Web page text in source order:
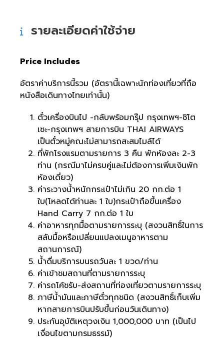
รายละเอียดค่าใช้จ่าย
Price Includes
อัตราค่าบริการนี้รวม (อัตรานี้เฉพาะนักท่องเที่ยวที่ถือ
หนังสือเดินทางไทยเท่านั้น)
ตั๋วเครื่องบินไป -กลับพร้อมกรุ๊ป กรุงเทพฯ-ชิโต
เซะ-กรุงเทพฯ สายการบิน THAI AIRWAYS
เป็นตั๋วหมู่คณะไม่สามารถสะสมไมล์ได้
ที่พักโรงแรมตามรายการ 3 คืน พักห้องละ 2-3
ท่าน (กรณีมาไม่ครบคู่และไม่ต้องการเพิ่มเงินพัก
ห้องเดี่ยว)
ค่าระวางน้ำหนักกระเป๋าไม่เกิน 20 กก.ต่อ 1
ใบ(โหลดได้ท่านละ 1 ใบ)กระเป๋าถือขึ้นเครื่อง
Hand Carry 7 กก.ต่อ 1 ใบ
ค่าอาหารทุกมื้อตามรายการระบุ (สงวนสิทธิ์ในการ
สลับมื้อหรือเปลี่ยนแปลงเมนูอาหารตาม
สถานการณ์)
น้ำดื่มบริการบนรถวันละ 1 ขวด/ท่าน
ค่าเข้าชมสถานที่ตามรายการระบุ
ค่ารถโค้ชรับ-ส่งสถานที่ท่องเที่ยวตามรายการระบุ
ภาษีน้ำมันและภาษีตั๋วทุกชนิด (สงวนสิทธิ์เก็บเพิ่ม
หากสายการบินปรับขึ้นก่อนวันเดินทาง)
ประกันอุบัติเหตุวงเงิน 1,000,000 บาท (เป็นไป
เงื่อนไขตามกรมธรรม์)